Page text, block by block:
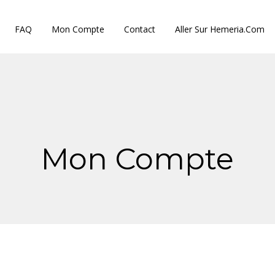
FAQ Mon Compte Contact Aller Sur Hemeria.com
Mon Compte